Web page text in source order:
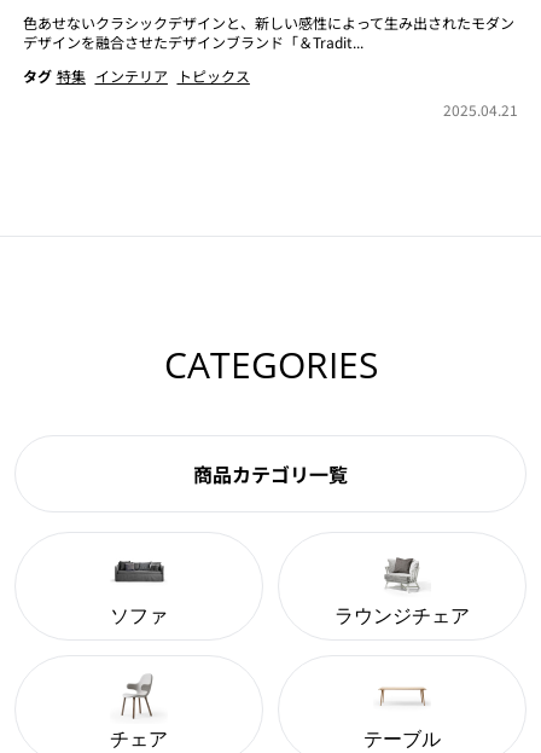
色あせないクラシックデザインと、新しい感性によって生み出されたモダン
デザインを融合させたデザインブランド「＆Tradit...
タグ 特集 インテリア
トピックス
2025.04.21
CATEGORIES
商品カテゴリ一覧
ソファ ラウンジチェア
チェア テーブル